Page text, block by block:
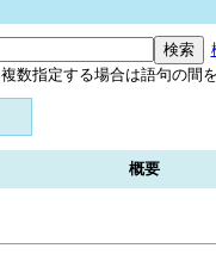
複数指定する場合は語句の間
概要